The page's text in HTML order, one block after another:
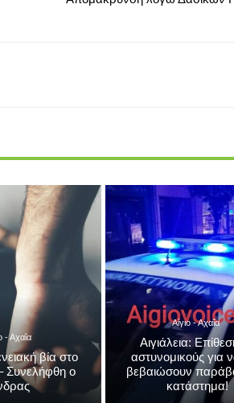
- Αχαΐα
βία στο
Συνελήφθη ο
Αίγιο - Αχαΐα
Αιγιάλεια:
αστυνομικούς για
βεβαιώσουν
κατάστημα!